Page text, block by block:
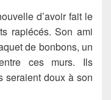
d’avoir fait le
rapiécés. Son ami
de bonbons, un
ces murs. Ils
seraient doux à son